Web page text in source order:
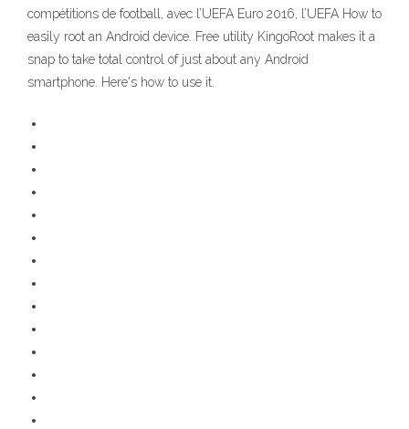
compétitions de football, avec l’UEFA Euro 2016, l’UEFA How to
easily root an Android device. Free utility KingoRoot makes it a
snap to take total control of just about any Android
smartphone. Here's how to use it.